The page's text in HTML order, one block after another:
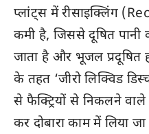
प्लांट्स में रीसाइक्लिंग
कमी है, जिससे दूषित पानी
जाता है और भूजल प्रदूषित
के तहत ‘जीरो लिक्विड
से फैक्ट्रियों से निकलने वाले
कर दोबारा काम में लिया